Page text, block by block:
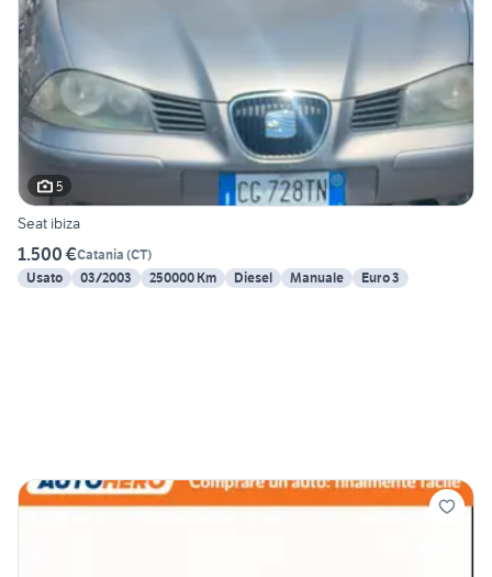
5
Seat ibiza
1.500 €Catania (CT)
Usato
03/2003 250000 Km Diesel Manuale Euro 3